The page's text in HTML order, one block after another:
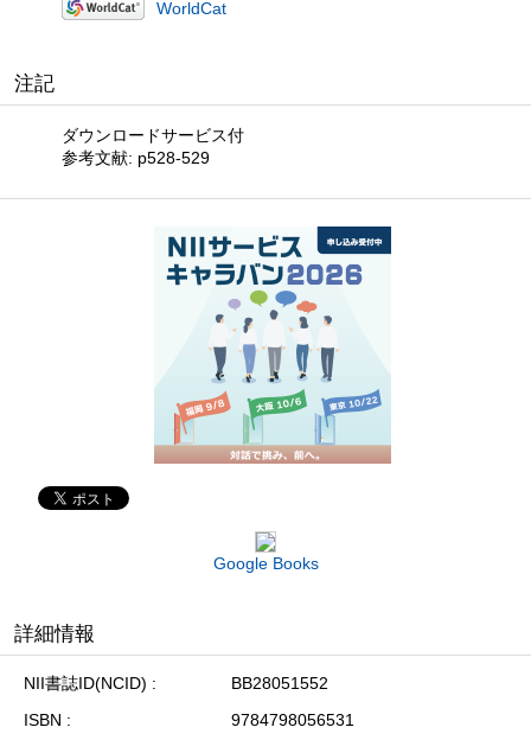
WorldCat
注記
ダウンロードサービス付
参考文献: p528-529
Google Books
詳細情報
NII書誌ID(NCID)
BB28051552
ISBN
9784798056531